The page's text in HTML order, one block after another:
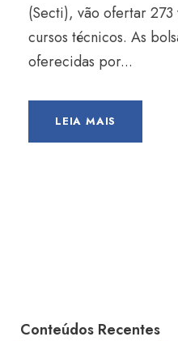
(Secti), vão ofertar 273
cursos técnicos. As
oferecidas por...
LEIA MAIS
Conteúdos Recentes